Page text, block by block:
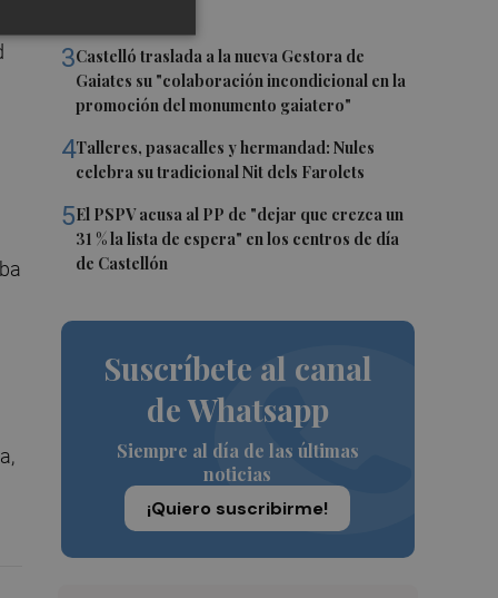
3Castelló traslada a la nueva Gestora de
Gaiates su "colaboración incondicional en la
promoción del monumento gaiatero"
4Talleres, pasacalles y hermandad: Nules
celebra su tradicional Nit dels Farolets
5El PSPV acusa al PP de "dejar que crezca un
31 % la lista de espera" en los centros de día
de Castellón
Suscríbete al canal
de Whatsapp
Siempre al día de las últimas
noticias
¡Quiero suscribirme!